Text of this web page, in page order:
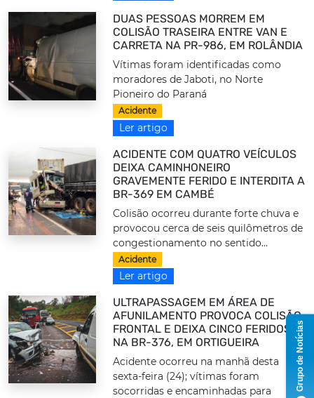
DUAS PESSOAS MORREM EM
COLISÃO TRASEIRA ENTRE VAN E
CARRETA NA PR-986, EM ROLÂNDIA
Vítimas foram identificadas como
moradores de Jaboti, no Norte
Pioneiro do Paraná
Acidente
Ler artigo
ACIDENTE COM QUATRO VEÍCULOS
DEIXA CAMINHONEIRO
GRAVEMENTE FERIDO E INTERDITA A
BR-369 EM CAMBÉ
Colisão ocorreu durante forte chuva e
provocou cerca de seis quilômetros de
congestionamento no sentido...
Acidente
Ler artigo
ULTRAPASSAGEM EM ÁREA DE
AFUNILAMENTO PROVOCA COLISÃO
FRONTAL E DEIXA CINCO FERIDOS
NA BR-376, EM ORTIGUEIRA
Acidente ocorreu na manhã desta
sexta-feira (24); vítimas foram
socorridas e encaminhadas para
Grupo de Notícias